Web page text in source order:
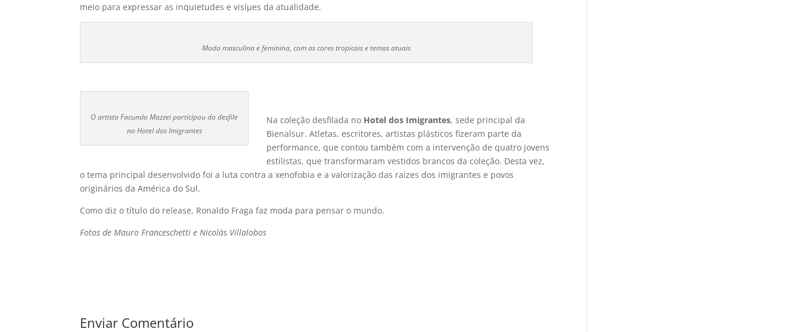
meio para expressar as inquietudes e visíµes da atualidade.
Moda masculina e feminina, com as cores tropicais e temas atuais
O artista Facundo Mazzei participou do desfile
no Hotel dos Imigrantes
Na coleção desfilada no Hotel dos Imigrantes, sede principal da
Bienalsur. Atletas, escritores, artistas plásticos fizeram parte da
performance, que contou também com a intervenção de quatro jovens
estilistas, que transformaram vestidos brancos da coleção. Desta vez,
o tema principal desenvolvido foi a luta contra a xenofobia e a valorização das raí­zes dos imigrantes e povos
originários da América do Sul.
Como diz o tí­tulo do release, Ronaldo Fraga faz moda para pensar o mundo.
Fotos de Mauro Franceschetti e Nicolàs Villalobos
Enviar Comentário